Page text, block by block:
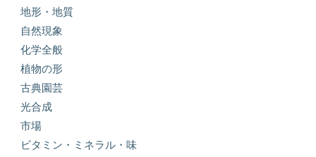
地形・地質
自然現象
化学全般
植物の形
古典園芸
光合成
市場
ビタミン・ミネラル・味